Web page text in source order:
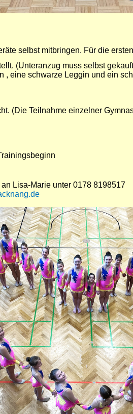
selbst mitbringen. Für die
(Unteranzug muss selbst
, eine schwarze Leggin und ein
(Die Teilnahme einzelner
Lisa-Marie unter 0178 8198517